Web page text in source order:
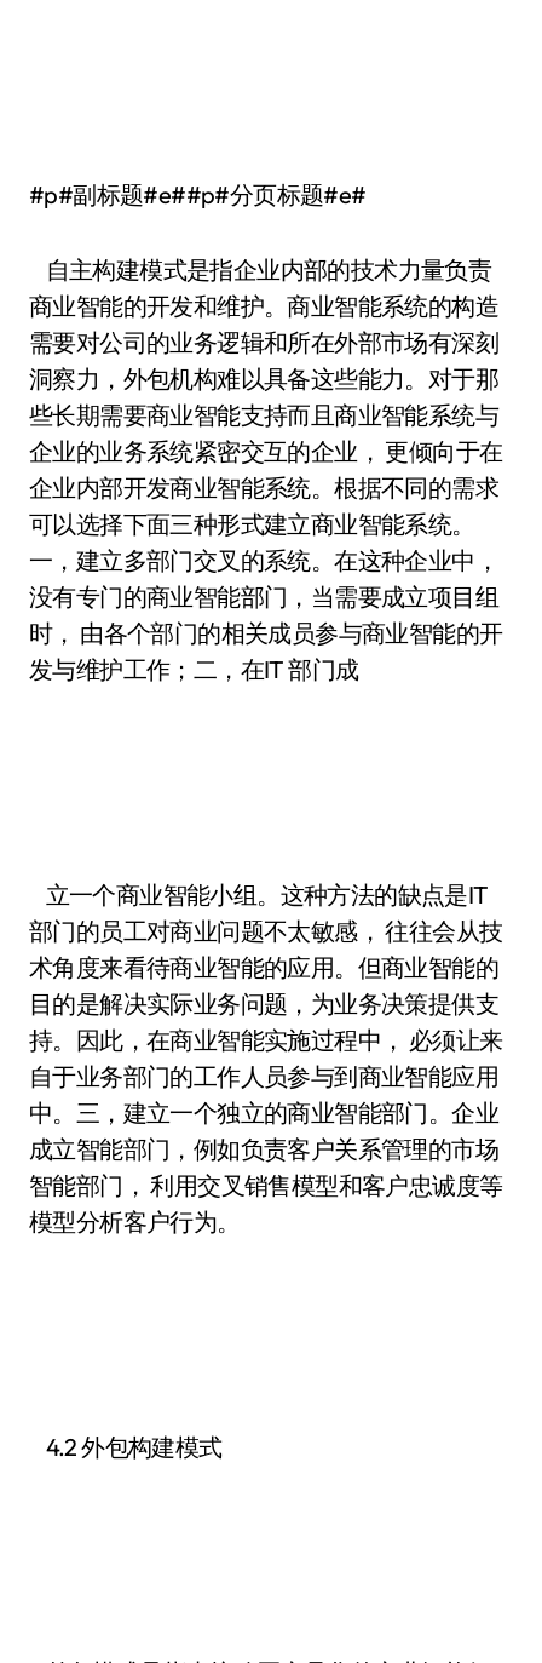
#p#副标题#e##p#分页标题#e#
自主构建模式是指企业内部的技术力量负责
商业智能的开发和维护。商业智能系统的构造
需要对公司的业务逻辑和所在外部市场有深刻
洞察力，外包机构难以具备这些能力。对于那
些长期需要商业智能支持而且商业智能系统与
企业的业务系统紧密交互的企业， 更倾向于在
企业内部开发商业智能系统。根据不同的需求
可以选择下面三种形式建立商业智能系统。
一，建立多部门交叉的系统。在这种企业中，
没有专门的商业智能部门，当需要成立项目组
时， 由各个部门的相关成员参与商业智能的开
发与维护工作；二，在IT 部门成
立一个商业智能小组。这种方法的缺点是IT
部门的员工对商业问题不太敏感， 往往会从技
术角度来看待商业智能的应用。但商业智能的
目的是解决实际业务问题，为业务决策提供支
持。因此，在商业智能实施过程中， 必须让来
自于业务部门的工作人员参与到商业智能应用
中。三，建立一个独立的商业智能部门。企业
成立智能部门，例如负责客户关系管理的市场
智能部门， 利用交叉销售模型和客户忠诚度等
模型分析客户行为。
4.2 外包构建模式